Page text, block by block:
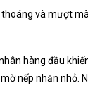
và mượt
hàng đầu
nếp nhăn nhỏ.